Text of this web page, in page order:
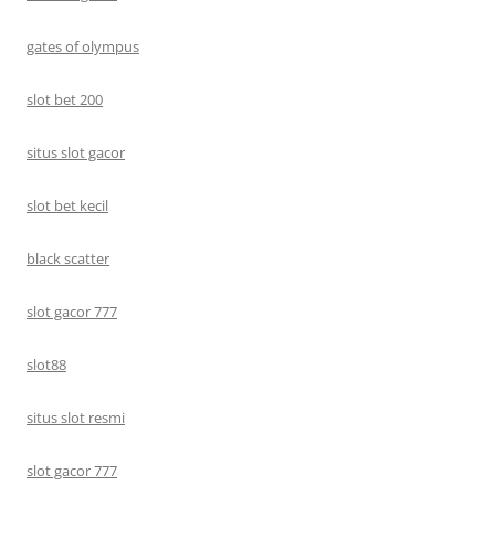
gates of olympus
slot bet 200
situs slot gacor
slot bet kecil
black scatter
slot gacor 777
slot88
situs slot resmi
slot gacor 777